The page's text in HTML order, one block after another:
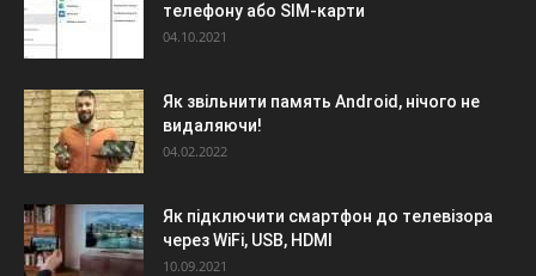
телефону або SIM-карти
04.10.2021
Як звільнити память Android, нічого не
видаляючи!
04.02.2022
Як підключити смартфон до телевізора
через WiFi, USB, HDMI
10.09.2021